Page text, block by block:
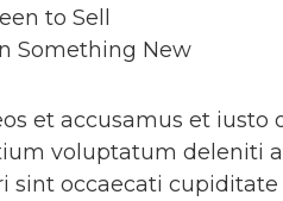
to Sell
Something New
et accusamus et
voluptatum deleniti
sint occaecati